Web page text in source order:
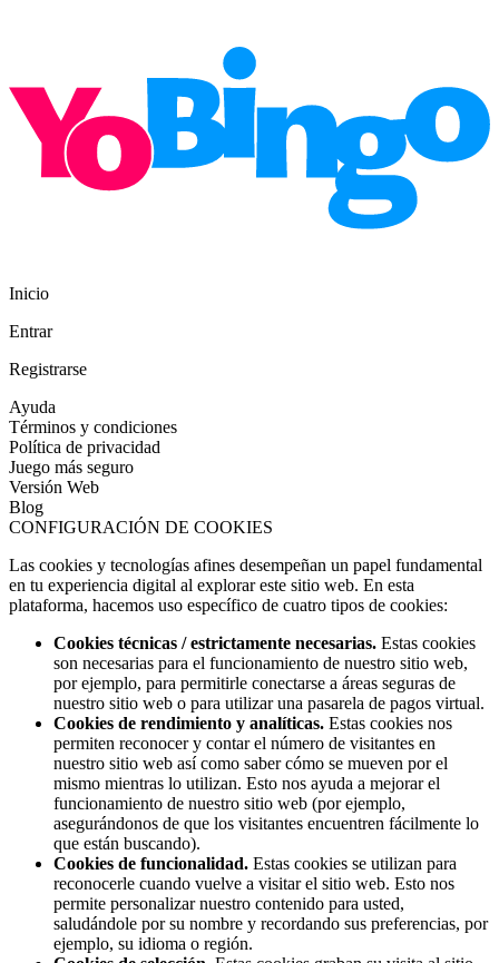
Inicio
Entrar
Registrarse
Ayuda
Términos y condiciones
Política de privacidad
Juego más seguro
Versión Web
Blog
CONFIGURACIÓN DE COOKIES
Las cookies y tecnologías afines desempeñan un papel fundamental
en tu experiencia digital al explorar este sitio web. En esta
plataforma, hacemos uso específico de cuatro tipos de cookies:
Cookies técnicas / estrictamente necesarias. Estas cookies
son necesarias para el funcionamiento de nuestro sitio web,
por ejemplo, para permitirle conectarse a áreas seguras de
nuestro sitio web o para utilizar una pasarela de pagos virtual.
Cookies de rendimiento y analíticas. Estas cookies nos
permiten reconocer y contar el número de visitantes en
nuestro sitio web así como saber cómo se mueven por el
mismo mientras lo utilizan. Esto nos ayuda a mejorar el
funcionamiento de nuestro sitio web (por ejemplo,
asegurándonos de que los visitantes encuentren fácilmente lo
que están buscando).
Cookies de funcionalidad. Estas cookies se utilizan para
reconocerle cuando vuelve a visitar el sitio web. Esto nos
permite personalizar nuestro contenido para usted,
saludándole por su nombre y recordando sus preferencias, por
ejemplo, su idioma o región.